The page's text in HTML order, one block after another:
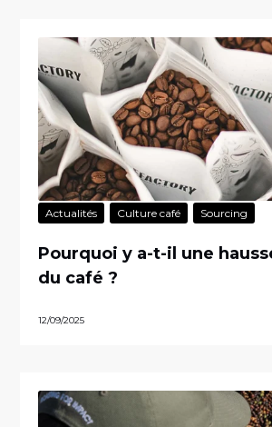
Actualités Culture café Sourcing
Pourquoi y a-t-il une
du café ?
12/09/2025